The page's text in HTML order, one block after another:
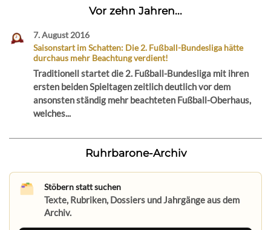
Vor zehn Jahren...
7. August 2016
Saisonstart im Schatten: Die 2. Fußball-Bundesliga hätte
durchaus mehr Beachtung verdient!
Traditionell startet die 2. Fußball-Bundesliga mit ihren
ersten beiden Spieltagen zeitlich deutlich vor dem
ansonsten ständig mehr beachteten Fußball-Oberhaus,
welches...
Ruhrbarone-Archiv
Stöbern statt suchen
Texte, Rubriken, Dossiers und Jahrgänge aus dem
Archiv.